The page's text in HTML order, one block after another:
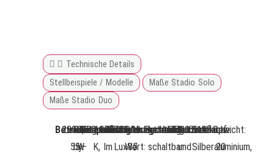
Technische Details
Stellbeispiele / Modelle
Maße Stadio Solo
Maße Stadio Duo
Betriebsspannung
230V
Leistungsaufnahme:
max.
55
Stand-
by:
0,5
W
Netzteil:
220
–
Lichtfarbe:
4.000
K,
Lichtstrom:
5.500
lm
Beleuchtungsstärke:
800
Lux
CRI-
Wert:
>
85
Ausleuchtung:
direkt
/
Bedienung:
getrennt
schaltbar
Leuchtmittel:
LED
Schutzart:
IP20
Leuchtenkopf:
ausziehbar
und
Oberfläche:
010
Silberaluminium,
Gewicht:
ca.
20